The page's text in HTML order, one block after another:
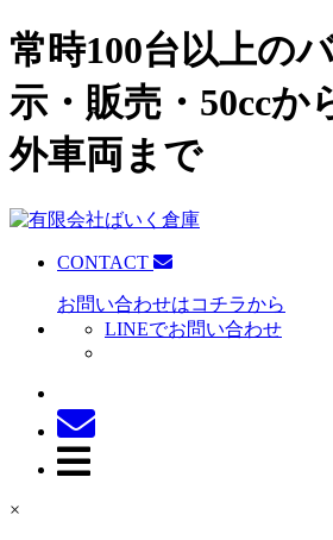
常時100台以上の
示・販売・50ccか
外車両まで
CONTACT
お問い合わせはコチラから
LINEでお問い合わせ
×